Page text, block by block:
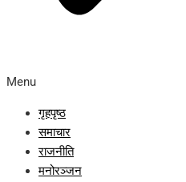
Menu
गृहपृष्ठ
समाचार
राजनीति
मनोरञ्जन